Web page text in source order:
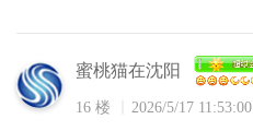
蜜桃猫在沈阳
16 楼 2026/5/17 11:53:00